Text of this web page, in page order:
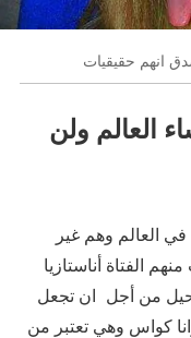
انهم حقيقيات
العالم ولن
العالم وهم غير
الفتاة أناستازيا
من أجل ان تجعل
كواس وهي تعتبر من